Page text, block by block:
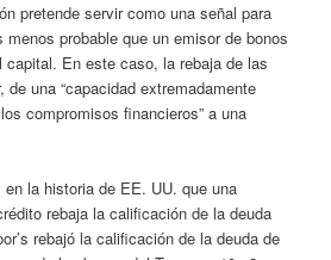
pretende servir como una señal para
probable que un emisor de bonos
capital. En este caso, la rebaja de las
una “capacidad extremadamente
compromisos financieros” a una
la historia de EE. UU. que una
rebaja la calificación de la deuda
rebajó la calificación de la deuda de